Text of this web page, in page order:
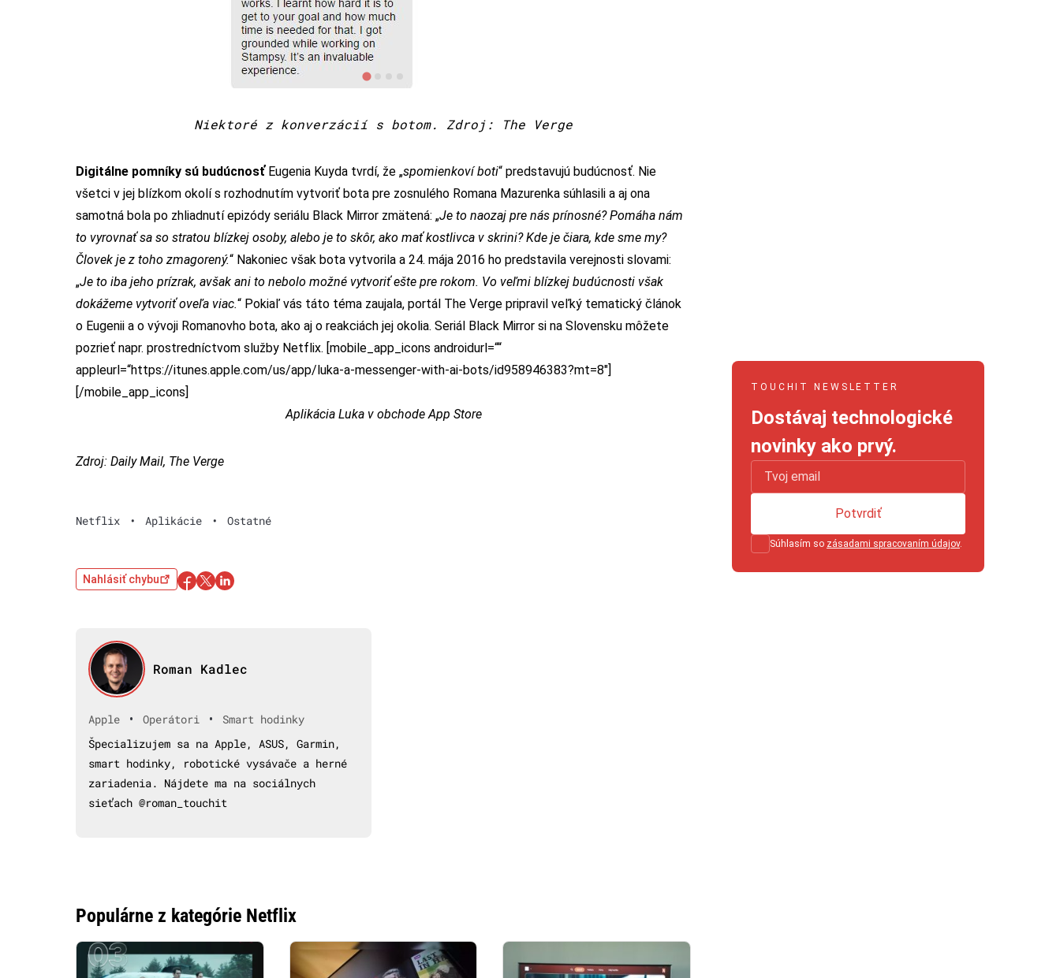
Niektoré z konverzácií s botom. Zdroj: The Verge
Digitálne pomníky sú budúcnosťEugenia Kuyda tvrdí, že „spomienkoví boti“ predstavujú budúcnosť. Nie
všetci v jej blízkom okolí s rozhodnutím vytvoriť bota pre zosnulého Romana Mazurenka súhlasili a aj ona
samotná bola po zhliadnutí epizódy seriálu Black Mirror zmätená: „Je to naozaj pre nás prínosné? Pomáha nám
to vyrovnať sa so stratou blízkej osoby, alebo je to skôr, ako mať kostlivca v skrini? Kde je čiara, kde sme my?
Človek je z toho zmagorený.“ Nakoniec však bota vytvorila a 24. mája 2016 ho predstavila verejnosti slovami:
„Je to iba jeho prízrak, avšak ani to nebolo možné vytvoriť ešte pre rokom. Vo veľmi blízkej budúcnosti však
dokážeme vytvoriť oveľa viac.“ Pokiaľ vás táto téma zaujala, portál The Verge pripravil veľký tematický článok
o Eugenii a o vývoji Romanovho bota, ako aj o reakciách jej okolia. Seriál Black Mirror si na Slovensku môžete
pozrieť napr. prostredníctvom služby Netflix. [mobile_app_icons androidurl=““
appleurl=“https://itunes.apple.com/us/app/luka-a-messenger-with-ai-bots/id958946383?mt=8″]
[/mobile_app_icons]
Aplikácia Luka v obchode App Store
Zdroj: Daily Mail, The Verge
Netflix • Aplikácie • Ostatné
Nahlásiť chybu
Roman Kadlec
Apple • Operátori •
Smart hodinky
Špecializujem sa na Apple, ASUS, Garmin,
smart hodinky, robotické vysávače a herné
zariadenia. Nájdete ma na sociálnych
sieťach @roman_touchit
Populárne z kategórie Netflix
TOUCHIT NEWSLETTER
Dostávaj technologické
novinky ako prvý.
Súhlasím so zásadami spracovaním údajov.
Potvrdiť